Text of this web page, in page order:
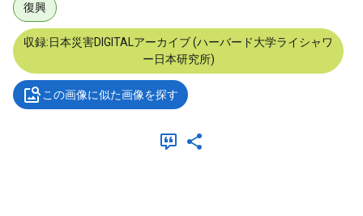
復興
収録:日本災害DIGITALアーカイブ (ハーバード大学ライシャワ
ー日本研究所)
この画像に似た画像を探す